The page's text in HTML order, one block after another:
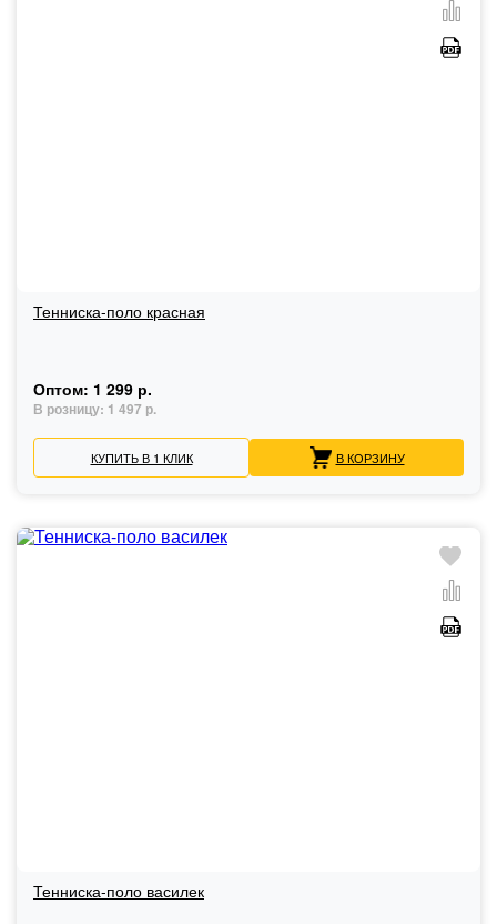
Тенниска-поло красная
Оптом: 1 299 р.
В розницу: 1 497 р.
КУПИТЬ В 1 КЛИК В КОРЗИНУ
Тенниска-поло василек